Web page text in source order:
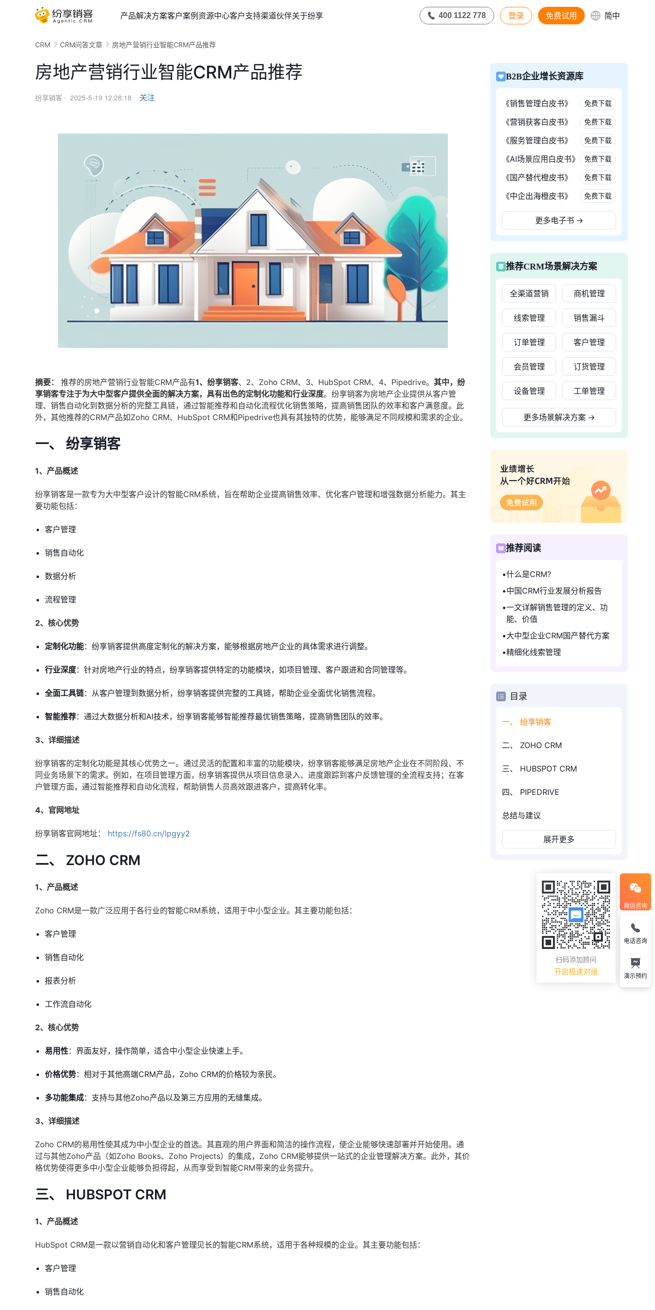
产品解决方案客户案例资源中心客户支持渠道伙伴关于纷享 400 1122 778 登录 免费试用 简中
CRM CRM问答文章 房地产营销行业智能CRM产品推荐
房地产营销行业智能CRM产品推荐
纷享销客 · 2025-5-19 12:28:18 关注
摘要： 推荐的房地产营销行业智能CRM产品有1、纷享销客、2、Zoho CRM、3、HubSpot CRM、4、Pipedrive。 其中，纷
享销客专注于为大中型客户提供全面的解决方案，具有出色的定制化功能和行业深度。纷享销客为房地产企业提供从客户管
理、销售自动化到数据分析的完整工具链，通过智能推荐和自动化流程优化销售策略，提高销售团队的效率和客户满意度。此
外，其他推荐的CRM产品如Zoho CRM、HubSpot CRM和Pipedrive也具有其独特的优势，能够满足不同规模和需求的企业。
一、 纷享销客
1、产品概述
纷享销客是一款专为大中型客户设计的智能CRM系统，旨在帮助企业提高销售效率、优化客户管理和增强数据分析能力。其主
要功能包括：
客户管理
销售自动化
数据分析
流程管理
2、核心优势
定制化功能：纷享销客提供高度定制化的解决方案，能够根据房地产企业的具体需求进行调整。
行业深度：针对房地产行业的特点，纷享销客提供特定的功能模块，如项目管理、客户跟进和合同管理等。
全面工具链：从客户管理到数据分析，纷享销客提供完整的工具链，帮助企业全面优化销售流程。
智能推荐：通过大数据分析和AI技术，纷享销客能够智能推荐最优销售策略，提高销售团队的效率。
3、详细描述
纷享销客的定制化功能是其核心优势之一。通过灵活的配置和丰富的功能模块，纷享销客能够满足房地产企业在不同阶段、不
同业务场景下的需求。例如，在项目管理方面，纷享销客提供从项目信息录入、进度跟踪到客户反馈管理的全流程支持；在客
户管理方面，通过智能推荐和自动化流程，帮助销售人员高效跟进客户，提高转化率。
4、官网地址
纷享销客官网地址： https://fs80.cn/lpgyy2
二、 ZOHO CRM
1、产品概述
Zoho CRM是一款广泛应用于各行业的智能CRM系统，适用于中小型企业。其主要功能包括：
客户管理
销售自动化
报表分析
工作流自动化
2、核心优势
易用性：界面友好，操作简单，适合中小型企业快速上手。
价格优势：相对于其他高端CRM产品，Zoho CRM的价格较为亲民。
多功能集成：支持与其他Zoho产品以及第三方应用的无缝集成。
3、详细描述
Zoho CRM的易用性使其成为中小型企业的首选。其直观的用户界面和简洁的操作流程，使企业能够快速部署并开始使用。通
过与其他Zoho产品（如Zoho Books、Zoho Projects）的集成，Zoho CRM能够提供一站式的企业管理解决方案。此外，其价
格优势使得更多中小型企业能够负担得起，从而享受到智能CRM带来的业务提升。
三、 HUBSPOT CRM
1、产品概述
HubSpot CRM是一款以营销自动化和客户管理见长的智能CRM系统，适用于各种规模的企业。其主要功能包括：
客户管理
销售自动化
B2B企业增长资源库
《销售管理白皮书》 免费下载
《营销获客白皮书》 免费下载
《服务管理白皮书》 免费下载
《AI场景应用白皮书》 免费下载
《国产替代橙皮书》 免费下载
《中企出海橙皮书》 免费下载
更多电子书 →
推荐CRM场景解决方案
全渠道营销 商机管理
线索管理 销售漏斗
订单管理 客户管理
会员管理 订货管理
设备管理 工单管理
更多场景解决方案 →
推荐阅读
什么是CRM?
中国CRM行业发展分析报告
一文详解销售管理的定义、功
能、价值
大中型企业CRM国产替代方案
精细化线索管理
目录
一、 纷享销客
二、 ZOHO CRM
三、 HUBSPOT CRM
四、 PIPEDRIVE
总结与建议
展开更多
微信咨询
扫码添加顾问
开启极速对接
电话咨询
演示预约